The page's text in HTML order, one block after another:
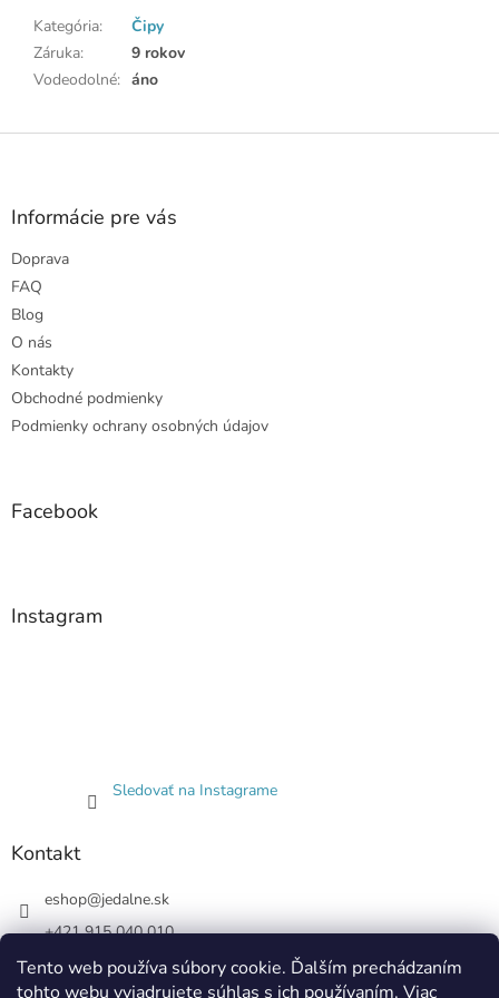
Tento web používa súbory cookie. Ďalším prechádzaním
tohto webu vyjadrujete súhlas s ich používaním. Viac
Kategória:
Čipy
Záruka:
9 rokov
Vodeodolné: áno
Z
Informácie pre vás
Doprava
FAQ
Blog
O nás
Kontakty
Obchodné podmienky
Podmienky ochrany osobných údajov
Facebook
Instagram
Sledovať na Instagrame
Kontakt
eshop@jedalne.sk
+421 915 040 010
Jedalne.sk